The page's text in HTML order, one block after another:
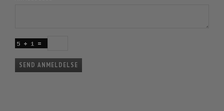
SEND ANMELDELSE